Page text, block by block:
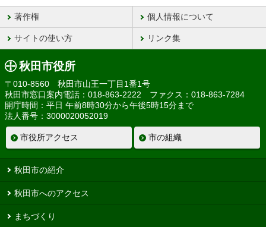
著作権 個人情報について
サイトの使い方 リンク集
秋田市役所
〒010-8560 秋田市山王一丁目1番1号
秋田市窓口案内電話：018-863-2222 ファクス：018-863-7284
開庁時間：平日 午前8時30分から午後5時15分まで
法人番号：3000020052019
市役所アクセス 市の組織
秋田市の紹介
秋田市へのアクセス
まちづくり